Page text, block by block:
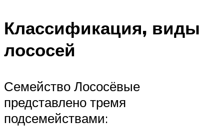
Классификация, виды
лососей
Семейство Лососёвые
представлено тремя
подсемействами: